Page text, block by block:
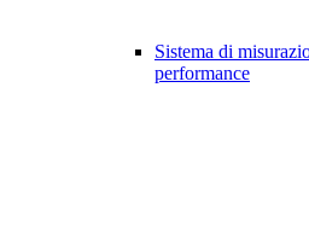
Sistema di
performance